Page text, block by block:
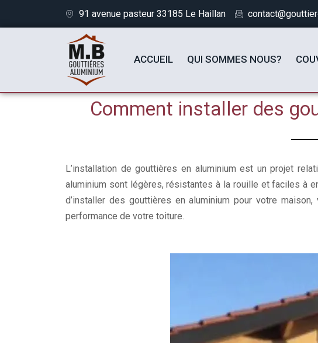
91 avenue pasteur 33185 Le Haillan
ACCUEIL QUI SOMMES NOUS?
Comment installer des
L’installation de gouttières en aluminium est un projet
aluminium sont légères, résistantes à la rouille et faciles à
d’installer des gouttières en aluminium pour votre
performance de votre toiture.